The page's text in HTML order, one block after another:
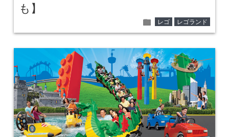
も】
folder レゴ レゴランド